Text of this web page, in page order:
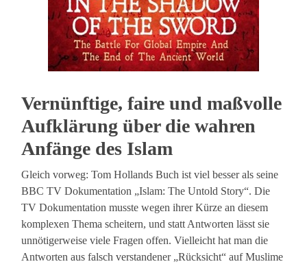
Vernünftige, faire und maßvolle
Aufklärung über die wahren
Anfänge des Islam
Gleich vorweg: Tom Hollands Buch ist viel besser als seine
BBC TV Dokumentation „Islam: The Untold Story“. Die
TV Dokumentation musste wegen ihrer Kürze an diesem
komplexen Thema scheitern, und statt Antworten lässt sie
unnötigerweise viele Fragen offen. Vielleicht hat man die
Antworten aus falsch verstandener „Rücksicht“ auf Muslime